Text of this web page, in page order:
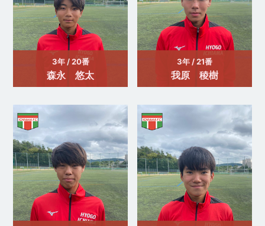
3年 / 20番
森永 悠太
3年 / 21番
我原 稜樹